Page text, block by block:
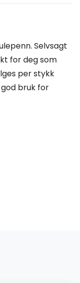
Selvsagt
for deg som
per stykk
bruk for